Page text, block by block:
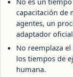
capacitación de
agentes, un
adaptador
No reemplaza el
los tiempos de
humana.